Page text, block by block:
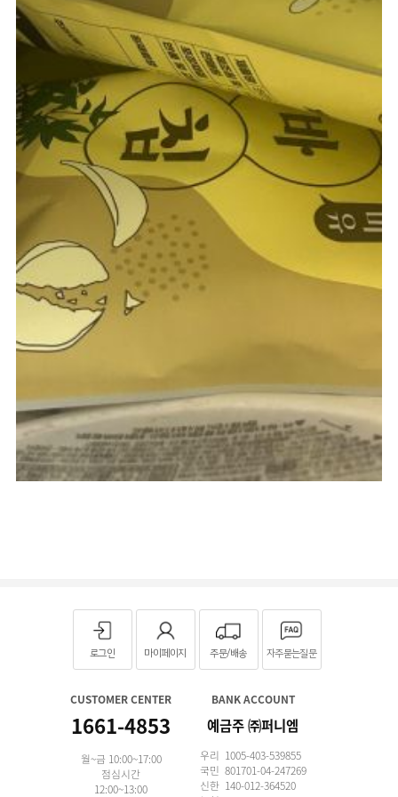
로그인 마이페이지 주문/배송 자주묻는질문
CUSTOMER CENTER
1661-4853
월~금 10:00~17:00
점심시간
12:00~13:00
BANK ACCOUNT
예금주 ㈜퍼니엠
우리 1005-403-539855
국민 801701-04-247269
신한 140-012-364520